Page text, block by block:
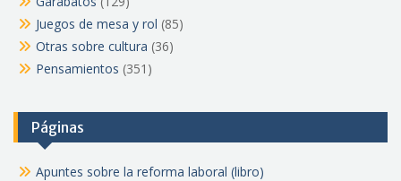
Juegos de mesa y rol (85)
Otras sobre cultura (36)
Pensamientos (351)
Páginas
Apuntes sobre la reforma laboral (libro)